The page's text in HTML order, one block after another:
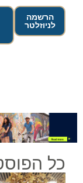
הרשמה
לניוזלטר
כל